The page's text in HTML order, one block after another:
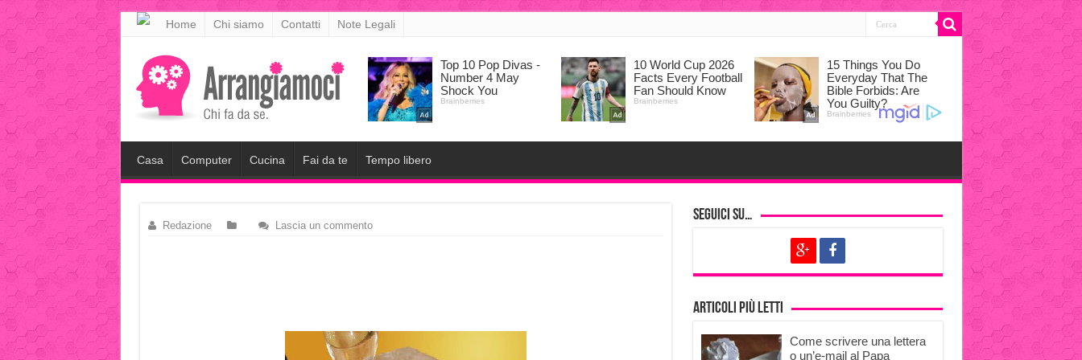
meritking
giriş
kingroyal
giriş
Home Chi siamo Contatti Note Legali
Casa Computer Cucina Fai da te Tempo libero
Redazione Lascia un commento
Seguici su…
Articoli più letti
Come scrivere una lettera
o un’e-mail al Papa